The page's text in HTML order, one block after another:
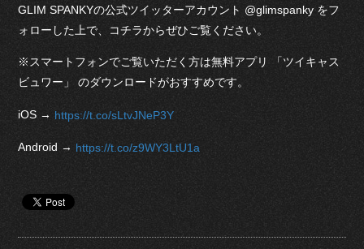
GLIM SPANKYの公式ツイッターアカウント @glimspanky をフ
ォローした上で、コチラからぜひご覧ください。
※スマートフォンでご覧いただく方は無料アプリ 「ツイキャス
ビュワー」 のダウンロードがおすすめです。
iOS → https://t.co/sLtvJNeP3Y
Android → https://t.co/z9WY3LtU1a